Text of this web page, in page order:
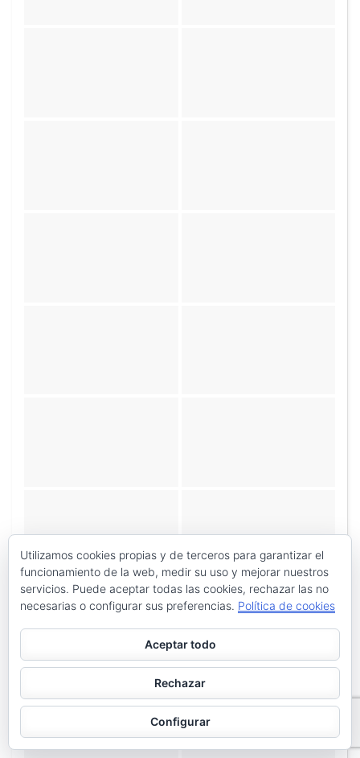
de5
Utilizamos cookies propias y de terceros para garantizar el
funcionamiento de la web, medir su uso y mejorar nuestros
servicios. Puede aceptar todas las cookies, rechazar las no
necesarias o configurar sus preferencias. Política de cookies
Aceptar todo
Rechazar
Configurar